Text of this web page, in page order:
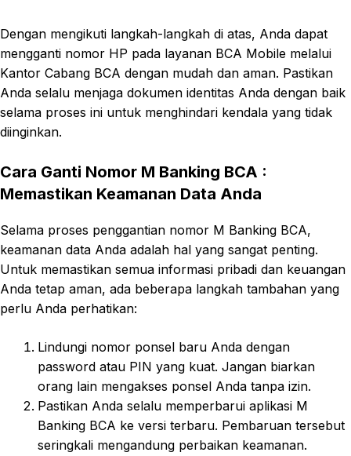
Dengan mengikuti langkah-langkah di atas, Anda dapat
mengganti nomor HP pada layanan BCA Mobile melalui
Kantor Cabang BCA dengan mudah dan aman. Pastikan
Anda selalu menjaga dokumen identitas Anda dengan baik
selama proses ini untuk menghindari kendala yang tidak
diinginkan.
Cara Ganti Nomor M Banking BCA :
Memastikan Keamanan Data Anda
Selama proses penggantian nomor M Banking BCA,
keamanan data Anda adalah hal yang sangat penting.
Untuk memastikan semua informasi pribadi dan keuangan
Anda tetap aman, ada beberapa langkah tambahan yang
perlu Anda perhatikan:
Lindungi nomor ponsel baru Anda dengan
password atau PIN yang kuat. Jangan biarkan
orang lain mengakses ponsel Anda tanpa izin.
Pastikan Anda selalu memperbarui aplikasi M
Banking BCA ke versi terbaru. Pembaruan tersebut
seringkali mengandung perbaikan keamanan.